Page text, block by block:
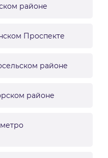
районе
Проспекте
районе
районе